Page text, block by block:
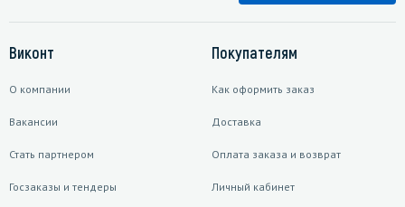
Виконт
О компании
Вакансии
Стать партнером
Госзаказы и тендеры
Покупателям
Как оформить заказ
Доставка
Оплата заказа и возврат
Личный кабинет